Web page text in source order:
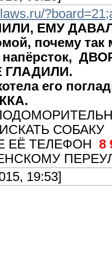
ЕМУ
почему
напёрсток,
ГЛАДИЛИ.
его
СОБАКУ
ЕЁ ТЕЛЕФОН 8
19:53]